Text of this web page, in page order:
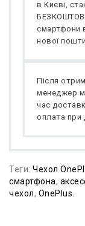
в Києві,
смартфони
нової
Після
менеджер
час
оплата при
Теги: Чехол
смартфона,
чехол, OnePlus.